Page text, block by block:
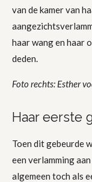
van de kamer van
haar wang en haar
deden.
Foto rechts: Esther
Haar eerste
Toen dit gebeurde
een verlamming
algemeen toch als